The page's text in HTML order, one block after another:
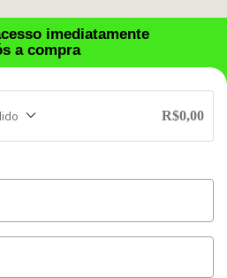
imediatamente
a compra
R$0,00